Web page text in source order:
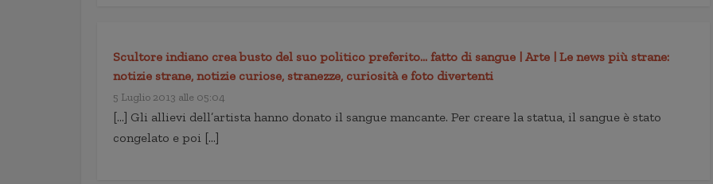
Scultore indiano crea busto del suo politico preferito… fatto di sangue | Arte | Le news più strane:
notizie strane, notizie curiose, stranezze, curiosità e foto divertenti
5 Luglio 2013 alle 05:04
[…] Gli allievi dell’artista hanno donato il sangue mancante. Per creare la statua, il sangue è stato
congelato e poi […]